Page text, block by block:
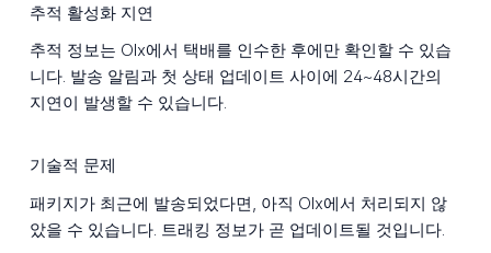
추적 활성화 지연
추적 정보는 Olx에서 택배를 인수한 후에만 확인할 수 있습
니다. 발송 알림과 첫 상태 업데이트 사이에 24~48시간의
지연이 발생할 수 있습니다.
기술적 문제
패키지가 최근에 발송되었다면, 아직 Olx에서 처리되지 않
았을 수 있습니다. 트래킹 정보가 곧 업데이트될 것입니다.